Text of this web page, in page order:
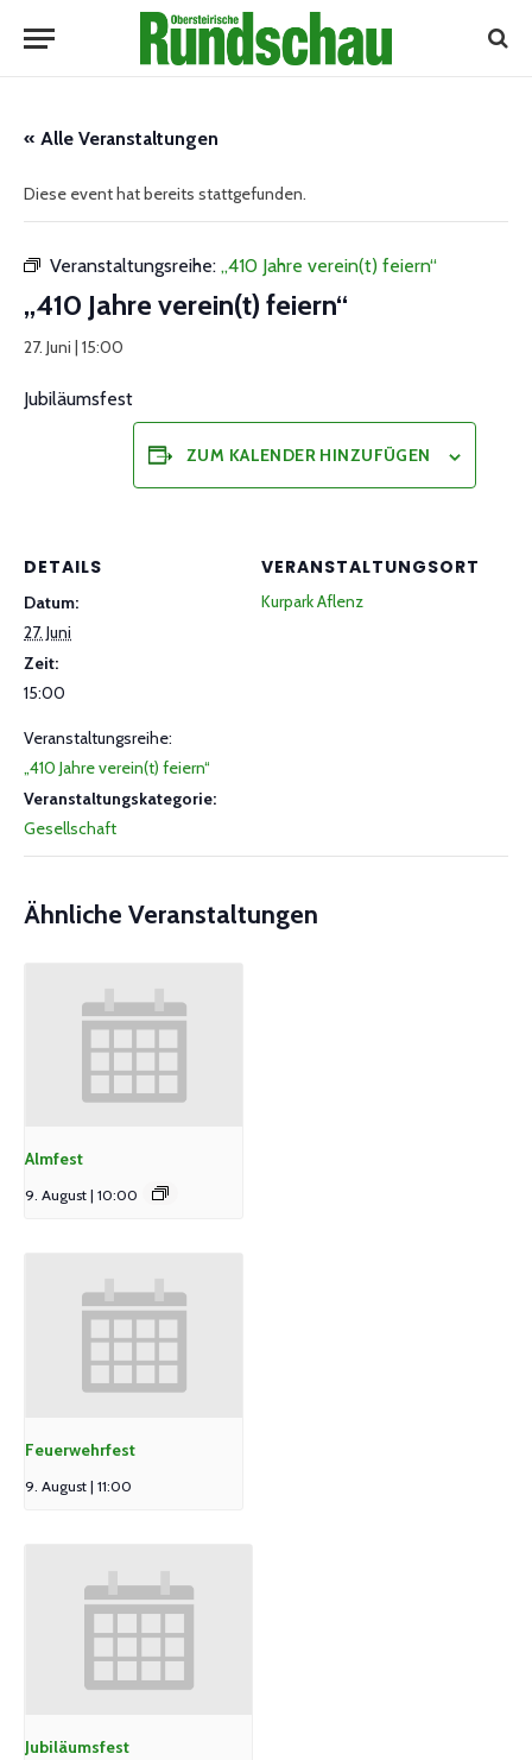
« Alle Veranstaltungen
Diese event hat bereits stattgefunden.
Veranstaltungsreihe: „410 Jahre verein(t) feiern“
„410 Jahre verein(t) feiern“
27. Juni | 15:00
Jubiläumsfest
ZUM KALENDER HINZUFÜGEN
DETAILS
Datum:
27. Juni
Zeit:
15:00
Veranstaltungsreihe:
„410 Jahre verein(t) feiern“
Veranstaltungskategorie:
Gesellschaft
VERANSTALTUNGSORT
Kurpark Aflenz
Ähnliche Veranstaltungen
Almfest
9. August | 10:00
Feuerwehrfest
9. August | 11:00
Jubiläumsfest